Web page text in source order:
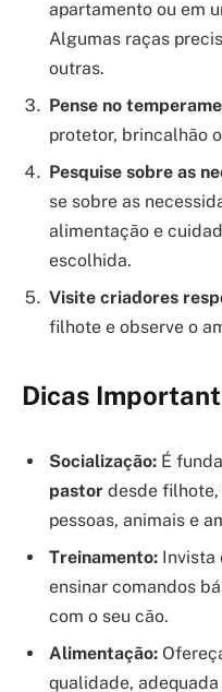
apartamento ou em
Algumas raças
outras.
Pense no
protetor, brincalhão
Pesquise sobre as
se sobre as
alimentação e
escolhida.
Visite criadores
filhote e observe o
Dicas
Socialização: É
pastor desde
pessoas, animais e
Treinamento: Invista
ensinar comandos
com o seu cão.
Alimentação:
qualidade,